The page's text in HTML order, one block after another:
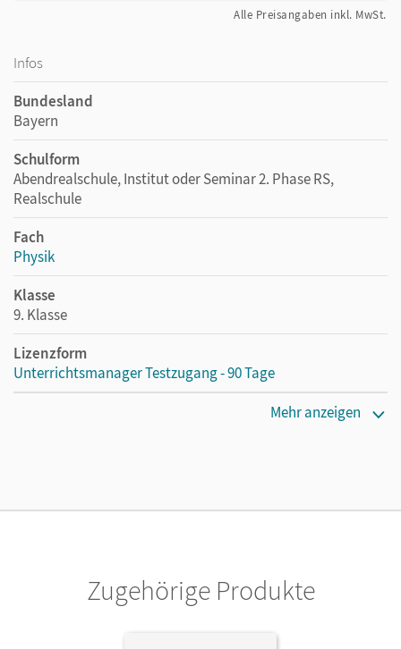
Alle Preisangaben inkl. MwSt.
Infos
Bundesland
Bayern
Schulform
Abendrealschule, Institut oder Seminar 2. Phase RS,
Realschule
Fach
Physik
Klasse
9. Klasse
Lizenzform
Unterrichtsmanager Testzugang - 90 Tage
Unterrichtsmanager 90 Tage lang zu testen.
Mehr anzeigen
Zugehörige Produkte